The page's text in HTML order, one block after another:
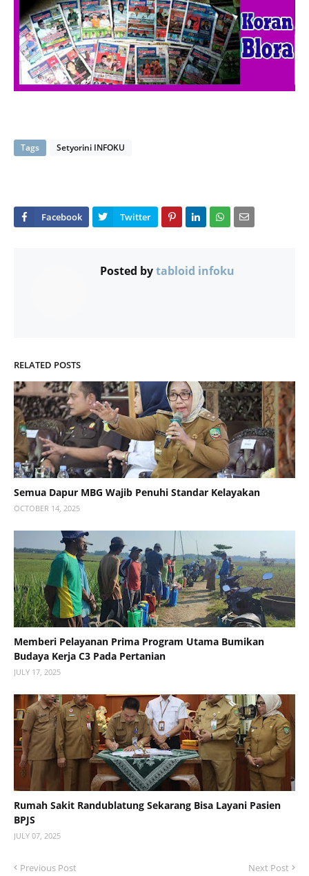
Tags Setyorini INFOKU
Posted bytabloid infoku
RELATED POSTS
Semua Dapur MBG Wajib Penuhi Standar Kelayakan
OCTOBER 14, 2025
Memberi Pelayanan Prima Program Utama Bumikan
Budaya Kerja C3 Pada Pertanian
JULY 17, 2025
Rumah Sakit Randublatung Sekarang Bisa Layani Pasien
BPJS
JULY 07, 2025
Previous Post Next Post